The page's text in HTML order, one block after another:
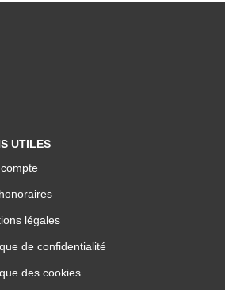
UTILES
légales
de confidentialité
des cookies